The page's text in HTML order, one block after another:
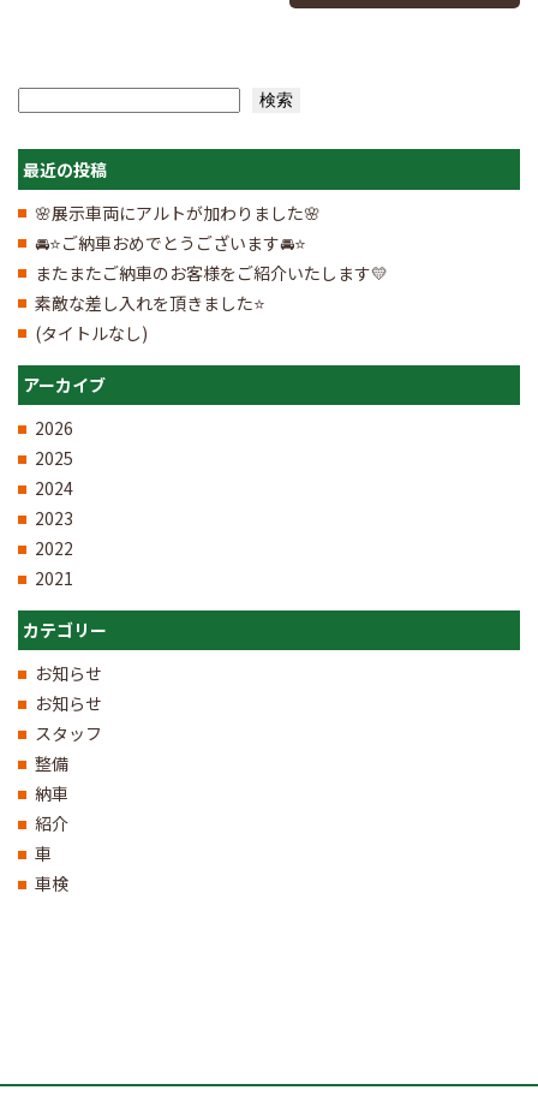
検索
最近の投稿
🌸展示車両にアルトが加わりました🌸
🚘⭐ご納車おめでとうございます🚘⭐
またまたご納車のお客様をご紹介いたします💛
素敵な差し入れを頂きました⭐
(タイトルなし)
アーカイブ
2026
2025
2024
2023
2022
2021
カテゴリー
お知らせ
お知らせ
スタッフ
整備
納車
紹介
車
車検